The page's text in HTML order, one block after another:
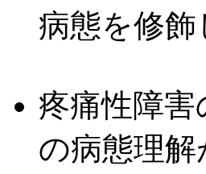
病態を修
疼痛性障
の病態理